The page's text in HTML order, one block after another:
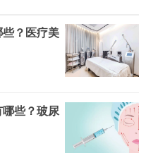
？医疗美
些？玻尿